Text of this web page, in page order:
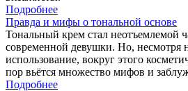
Подробнее
Правда и мифы о тональной основе
Тональный крем стал неотъемлемой
современной девушки. Но, несмотря
использование, вокруг этого
пор вьётся множество мифов и
Подробнее